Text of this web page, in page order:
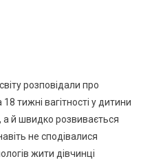
розповідали про
тижні вагітності у дитини
й швидко розвивається
не сподівалися
жити дівчинці